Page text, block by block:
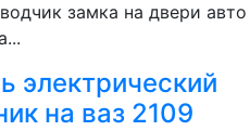
замка на двери авто
электрический
на ваз 2109